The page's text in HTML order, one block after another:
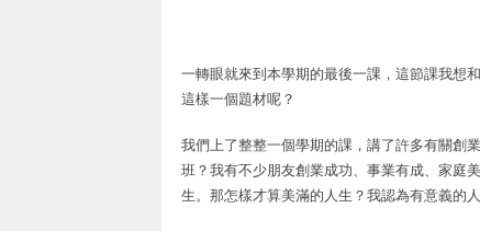
一轉眼就來到本學期的最後一課，這節課我想
這樣一個題材呢？
我們上了整整一個學期的課，講了許多有關創
班？我有不少朋友創業成功、事業有成、家庭
生。那怎樣才算美滿的人生？我認為有意義的